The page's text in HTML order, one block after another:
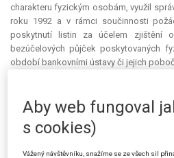
charakteru fyzickým osobám, využil
roku 1992 a v rámci součinnosti
poskytnutí listin za účelem zjištění
bezúčelových půjček poskytovaných
období bankovními ústavy či jejich
přímému placení daň z příjmů
funkčních požitků podle zákona o
2005, 2006 a 2007 celkem ve výši 779
Aby web fungoval
s cookies)
Vážený návštěvníku, snažíme se ze všech sil